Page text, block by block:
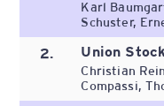
Karl
Schuster,
2. Union
Christian
Compassi,